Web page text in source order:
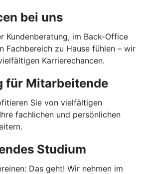
bei uns
Kundenberatung, im Back-Office
Fachbereich zu Hause fühlen – wir
Karrierechancen.
für Mitarbeitende
Sie von vielfältigen
fachlichen und persönlichen
Studium
Das geht! Wir nehmen im